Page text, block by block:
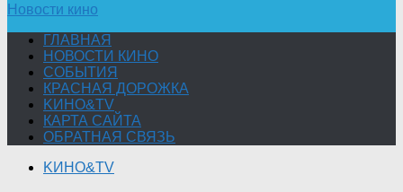
Новости кино
ГЛАВНАЯ
НОВОСТИ КИНО
СОБЫТИЯ
КРАСНАЯ ДОРОЖКА
KИНО&TV
КАРТА САЙТА
ОБРАТНАЯ СВЯЗЬ
KИНО&TV